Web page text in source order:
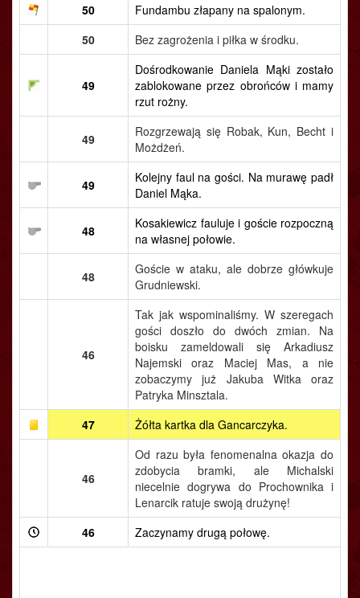
50
Fundambu złapany na spalonym.
50
Bez zagrożenia i piłka w środku.
49
Dośrodkowanie Daniela Mąki zostało
zablokowane przez obrońców i mamy
rzut rożny.
49
Rozgrzewają się Robak, Kun, Becht i
Możdżeń.
49
Kolejny faul na gości. Na murawę padł
Daniel Mąka.
48
Kosakiewicz fauluje i goście rozpoczną
na własnej połowie.
48
Goście w ataku, ale dobrze główkuje
Grudniewski.
46
Tak jak wspominaliśmy. W szeregach
gości doszło do dwóch zmian. Na
boisku zameldowali się Arkadiusz
Najemski oraz Maciej Mas, a nie
zobaczymy już Jakuba Witka oraz
Patryka Minsztala.
47
Żółta kartka dla Gancarczyka.
46
Od razu była fenomenalna okazja do
zdobycia bramki, ale Michalski
niecelnie dogrywa do Prochownika i
Lenarcik ratuje swoją drużynę!
46
Zaczynamy drugą połowę.